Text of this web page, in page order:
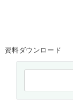
資料ダウンロード